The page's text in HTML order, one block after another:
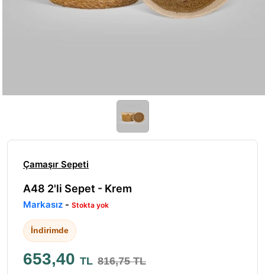
Çamaşır Sepeti
A48 2'li Sepet - Krem
Markasız - Stokta yok
İndirimde
653,40 TL 816,75 TL